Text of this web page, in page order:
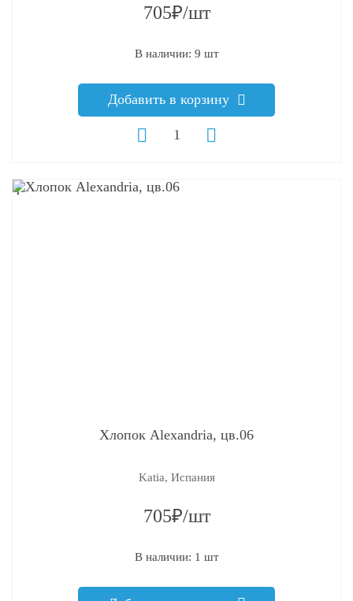
705₽/шт
В наличии: 9 шт
Добавить в корзину
q
Хлопок Alexandria, цв.06
Katia, Испания
705₽/шт
В наличии: 1 шт